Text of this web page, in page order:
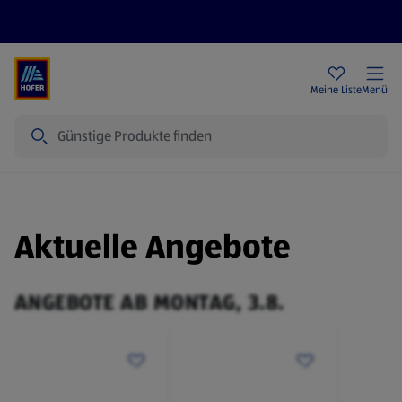
Meine ListeMenü
Aktuelle Angebote
ANGEBOTE AB MONTAG, 3.8.